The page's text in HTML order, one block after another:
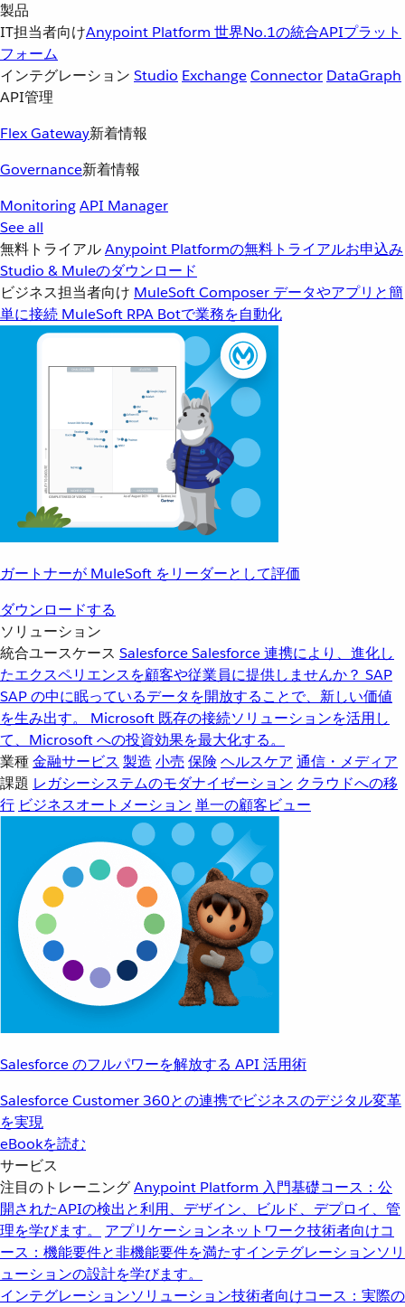
製品
IT担当者向けAnypoint Platform 世界No.1の統合APIプラット
フォーム
インテグレーション Studio ExchangeConnector DataGraph
API管理
Flex Gateway新着情報
Governance新着情報
MonitoringAPI Manager
See all
無料トライアルAnypoint Platformの無料トライアルお申込み
Studio & Muleのダウンロード
ビジネス担当者向け MuleSoft Composer データやアプリと簡
単に接続 MuleSoft RPA Botで業務を自動化
ガートナーが MuleSoft をリーダーとして評価
ダウンロードする
ソリューション
統合ユースケース SalesforceSalesforce 連携により、進化し
たエクスペリエンスを顧客や従業員に提供しませんか？ SAP
SAP の中に眠っているデータを開放することで、新しい価値
を生み出す。
Microsoft 既存の接続ソリューションを活用し
て、Microsoft への投資効果を最大化する。
業種金融サービス 製造 小売 保険 ヘルスケア 通信・メディア
課題 レガシーシステムのモダナイゼーション クラウドへの移
行 ビジネスオートメーション 単一の顧客ビュー
Salesforce のフルパワーを解放する API 活用術
Salesforce Customer 360との連携でビジネスのデジタル変革
を実現
eBookを読む
サービス
注目のトレーニングAnypoint Platform 入門基礎コース：公
開されたAPIの検出と利用、デザイン、ビルド、デプロイ、管
理を学びます。
アプリケーションネットワーク技術者向けコ
ース：機能要件と非機能要件を満たすインテグレーションソリ
ューションの設計を学びます。
インテグレーションソリューション技術者向けコース：実際の